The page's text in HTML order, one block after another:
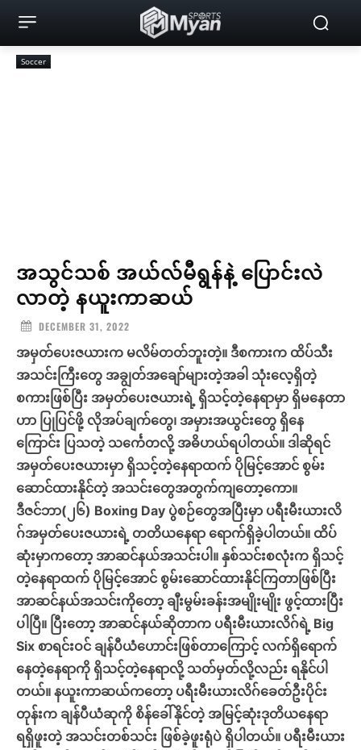
Soccer
အသွင်သစ် အယ်လ်မီရွန်နဲ့ ပြောင်းလဲ
လာတဲ့ နယူးကာဆယ်
DECEMBER 31, 2022
အမှတ်ပေးဇယားက မလိမ်တတ်ဘူးတဲ့။ ဒီစကားက ထိပ်သီး
အသင်းကြီးတွေ အချွတ်အချော်များတဲ့အခါ သုံးလေ့ရှိတဲ့
စကားဖြစ်ပြီး အမှတ်ပေးဇယားရဲ့ ရှိသင့်တဲ့နေရာမှာ ရှိမနေတာ
ဟာ ပြုပြင်ဖို့ လိုအပ်ချက်တွေ၊ အမှားအယွင်းတွေ ရှိနေ
ကြောင်း ပြသတဲ့ သင်္ကေတလို့ အဓိပာယ်ရပါတယ်။ ဒါဆိုရင်
အမှတ်ပေးဇယားမှာ ရှိသင့်တဲ့နေရာထက် ပိုမြင့်အောင် စွမ်း
ဆောင်ထားနိုင်တဲ့ အသင်းတွေအတွက်ကျတော့ကော။
ဒီဇင်ဘာ(၂၆) Boxing Day ပွဲစဉ်တွေအပြီးမှာ ပရီးမီးယားလိ
ဂ်အမှတ်ပေးဇယားရဲ့ တတိယနေရာ ရောက်ရှိခဲ့ပါတယ်။ ထိပ်
ဆုံးမှာကတော့ အာဆင်နယ်အသင်းပါ။ နှစ်သင်းစလုံးက ရှိသင့်
တဲ့နေရာထက် ပိုမြင့်အောင် စွမ်းဆောင်ထားနိုင်ကြတာဖြစ်ပြီး
အာဆင်နယ်အသင်းကိုတော့ ချီးမွမ်းခန်းအမျိုးမျိုး ဖွင့်ထားပြီး
ပါပြီ။ ပြီးတော့ အာဆင်နယ်ဆိုတာက ပရီးမီးယားလိဂ်ရဲ့ Big
Six စာရင်းဝင် ချန်ပီယံဟောင်းဖြစ်တာကြောင့် လက်ရှိရောက်
နေတဲ့နေရာကို ရှိသင့်တဲ့နေရာလို့ သတ်မှတ်လို့လည်း ရနိုင်ပါ
တယ်။ နယူးကာဆယ်ကတော့ ပရီးမီးယားလိဂ်ခေတ်ဦးပိုင်း
တုန်းက ချန်ပီယံဆုကို စိန်ခေါ်နိုင်တဲ့ အမြင့်ဆုံးဒုတိယနေရာ
ရရှိဖူးတဲ့ အသင်းတစ်သင်း ဖြစ်ခဲ့ဖူးရုံပဲ ရှိပါတယ်။ ပရီးမီးယား